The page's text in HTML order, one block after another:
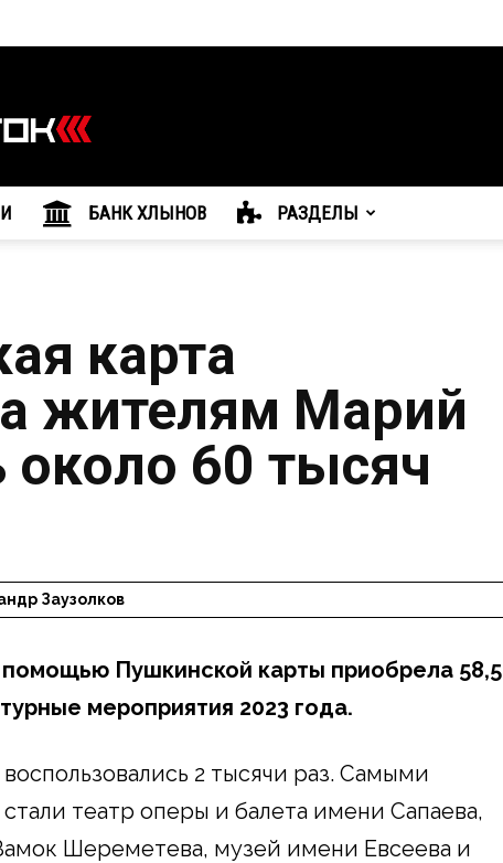
БАНК ХЛЫНОВ РАЗДЕЛЫ
карта
жителям Марий
около 60 тысяч
Заузолков
Пушкинской карты приобрела 58,5
мероприятия 2023 года.
2 тысячи раз. Самыми
театр оперы и балета имени Сапаева,
Шереметева, музей имени Евсеева и